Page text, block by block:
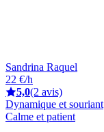
Sandrina Raquel
22 €/h
5,0(2 avis)
Dynamique et souriant
Calme et patient